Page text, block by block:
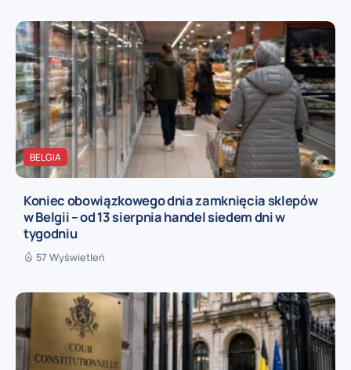
BELGIA
Koniec obowiązkowego dnia zamknięcia sklepów
w Belgii – od 13 sierpnia handel siedem dni w
tygodniu
57 Wyświetleń